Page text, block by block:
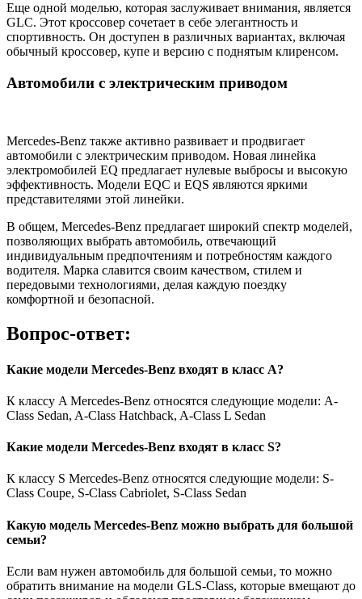
Еще одной моделью, которая заслуживает внимания, является
GLC. Этот кроссовер сочетает в себе элегантность и
спортивность. Он доступен в различных вариантах, включая
обычный кроссовер, купе и версию с поднятым клиренсом.
Автомобили с электрическим приводом
Mercedes-Benz также активно развивает и продвигает
автомобили с электрическим приводом. Новая линейка
электромобилей EQ предлагает нулевые выбросы и высокую
эффективность. Модели EQC и EQS являются яркими
представителями этой линейки.
В общем, Mercedes-Benz предлагает широкий спектр моделей,
позволяющих выбрать автомобиль, отвечающий
индивидуальным предпочтениям и потребностям каждого
водителя. Марка славится своим качеством, стилем и
передовыми технологиями, делая каждую поездку
комфортной и безопасной.
Вопрос-ответ:
Какие модели Mercedes-Benz входят в класс A?
К классу A Mercedes-Benz относятся следующие модели: A-
Class Sedan, A-Class Hatchback, A-Class L Sedan
Какие модели Mercedes-Benz входят в класс S?
К классу S Mercedes-Benz относятся следующие модели: S-
Class Coupe, S-Class Cabriolet, S-Class Sedan
Какую модель Mercedes-Benz можно выбрать для большой
семьи?
Если вам нужен автомобиль для большой семьи, то можно
обратить внимание на модели GLS-Class, которые вмещают до